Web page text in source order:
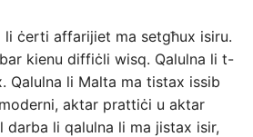
li ċerti affarijiet ma setgħux isiru.
kienu diffiċli wisq. Qalulna li t-
Qalulna li Malta ma tistax issib
aktar prattiċi u aktar
darba li qalulna li ma jistax isir,